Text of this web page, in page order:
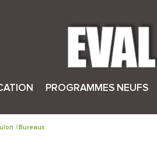
PROGRAMMES NEUFS
Bureaux